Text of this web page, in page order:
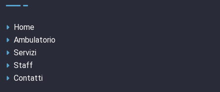
Home
Ambulatorio
Servizi
Staff
Contatti